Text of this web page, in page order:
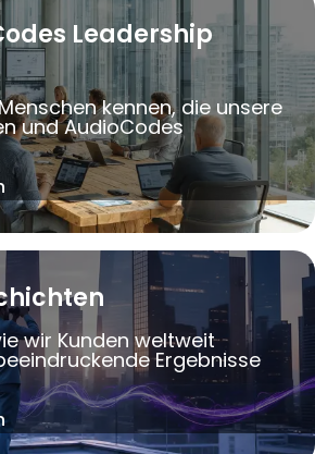
Leadership
kennen, die unsere
und AudioCodes
wir Kunden weltweit
Ergebnisse